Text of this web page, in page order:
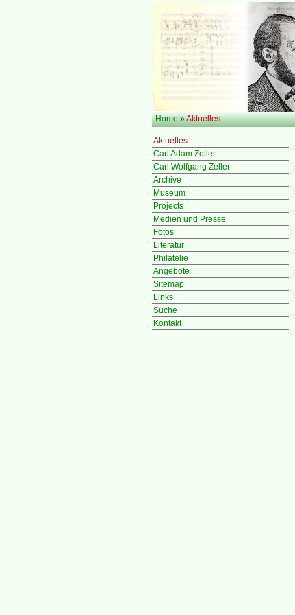
Home »Aktuelles
Aktuelles
Carl Adam Zeller
Carl Wolfgang Zeller
Archive
Museum
Projects
Medien und Presse
Fotos
Literatur
Philatelie
Angebote
Sitemap
Links
Suche
Kontakt